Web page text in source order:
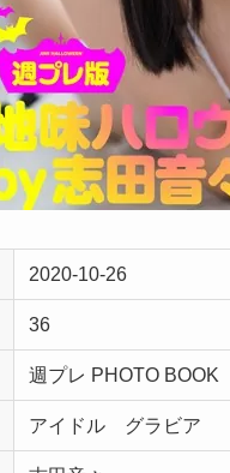
2020-10-26
36
週プレ PHOTO BOOK
アイドル グラビア